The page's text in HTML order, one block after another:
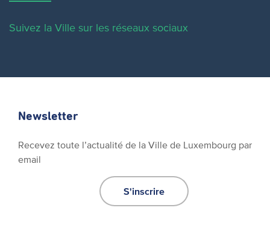
Suivez la Ville sur les réseaux sociaux
Newsletter
Recevez toute l’actualité de la Ville de Luxembourg par
email
S'inscrire